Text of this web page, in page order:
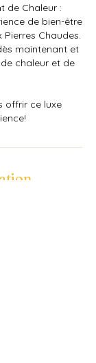
de Chaleur :
de bien-être
Chaudes.
maintenant et
chaleur et de
offrir ce luxe